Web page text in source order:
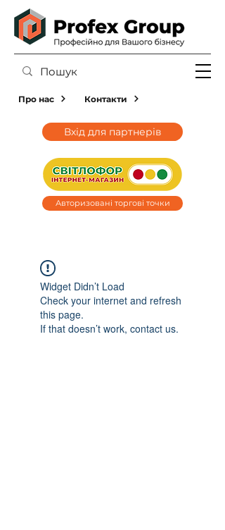
Про нас Контакти
Вхід для партнерів
Авторизовані торгові точки
Widget Didn’t Load
Check your internet and refresh
this page.
If that doesn’t work, contact us.